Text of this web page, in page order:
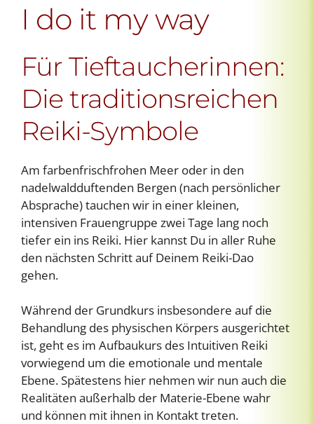
I do it my way
Für Tieftaucherinnen:
Die traditionsreichen
Reiki-Symbole
Am farbenfrischfrohen Meer oder in den
nadelwaldduftenden Bergen (nach persönlicher
Absprache) tauchen wir in einer kleinen,
intensiven Frauengruppe zwei Tage lang noch
tiefer ein ins Reiki. Hier kannst Du in aller Ruhe
den nächsten Schritt auf Deinem Reiki-Dao
gehen.
Während der Grundkurs insbesondere auf die
Behandlung des physischen Körpers ausgerichtet
ist, geht es im Aufbaukurs des Intuitiven Reiki
vorwiegend um die emotionale und mentale
Ebene. Spätestens hier nehmen wir nun auch die
Realitäten außerhalb der Materie-Ebene wahr
und können mit ihnen in Kontakt treten.